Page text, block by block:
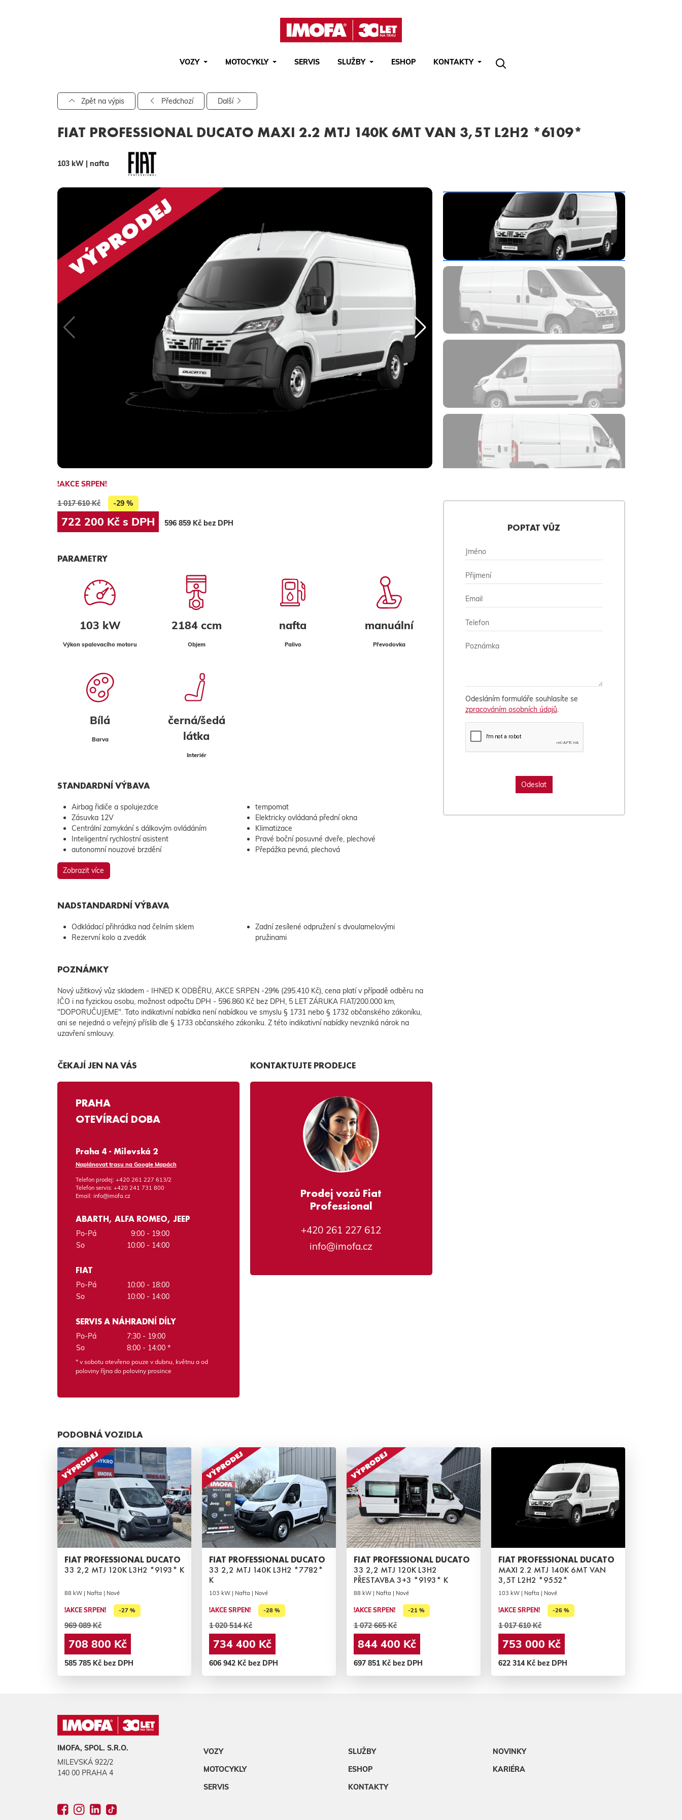
VOZY MOTOCYKLY SERVIS SLUŽBY ESHOP
KONTAKTY
Pro vyhledávání zadejte alespoň 3 znaky.
Zpět na výpis Předchozí Další
FIAT PROFESSIONAL DUCATO MAXI 2.2 MTJ 140K 6MT VAN 3,5T L2H2 *6109*
103 kW | nafta
!AKCE SRPEN!
1 017 610 Kč -29 %
722 200 Kč s DPH 596 859 Kč bez DPH
PARAMETRY
103 kW
Výkon spalovacího motoru
2184 ccm
Objem
nafta
Palivo
manuální
Převodovka
Bílá
Barva
černá/šedá
látka
Interiér
STANDARDNÍ VÝBAVA
Airbag řidiče a spolujezdce
Zásuvka 12V
Centrální zamykání s dálkovým ovládáním
Inteligentní rychlostní asistent
autonomní nouzové brzdění
tempomat
Elektricky ovládaná přední okna
Klimatizace
Pravé boční posuvné dveře, plechové
Přepážka pevná, plechová
Zobrazit více
NADSTANDARDNÍ VÝBAVA
Odkládací přihrádka nad čelním sklem
Rezervní kolo a zvedák
Zadní zesílené odpružení s dvoulamelovými
pružinami
POZNÁMKY
Nový užitkový vůz skladem - IHNED K ODBĚRU, AKCE SRPEN -29% (295.410 Kč), cena platí v případě odběru na
IČO i na fyzickou osobu, možnost odpočtu DPH - 596.860 Kč bez DPH, 5 LET ZÁRUKA FIAT/200.000 km,
"DOPORUČUJEME". Tato indikativní nabídka není nabídkou ve smyslu § 1731 nebo § 1732 občanského zákoníku,
ani se nejedná o veřejný příslib dle § 1733 občanského zákoníku. Z této indikativní nabídky nevzniká nárok na
uzavření smlouvy.
ČEKAJÍ JEN NA VÁS
PRAHA
OTEVÍRACÍ DOBA
Praha 4 - Milevská 2
Naplánovat trasu na Google Mapách
Telefon prodej: +420 261 227 613/2
Telefon servis: +420 241 731 800
Email: info@imofa.cz
ABARTH, ALFA ROMEO, JEEP
Po-Pá
9:00 - 19:00
So
10:00 - 14:00
FIAT
Po-Pá
10:00 - 18:00
So
10:00 - 14:00
SERVIS A NÁHRADNÍ DÍLY
Po-Pá
7:30 - 19:00
So
8:00 - 14:00 *
* v sobotu otevřeno pouze v dubnu, květnu a od
poloviny října do poloviny prosince
KONTAKTUJTE PRODEJCE
Prodej vozů Fiat
Professional
+420 261 227 612
info@imofa.cz
POPTAT VŮZ
Odesláním formuláře souhlasíte se
zpracováním osobních údajů.
PODOBNÁ VOZIDLA
FIAT PROFESSIONAL DUCATO
33 2,2 MTJ 120K L3H2 *9193* K
88 kW | Nafta | Nové
!AKCE SRPEN! -27 %
969 089 Kč
708 800 Kč
585 785 Kč bez DPH
FIAT PROFESSIONAL DUCATO
33 2,2 MTJ 140K L3H2 *7782*
K
103 kW | Nafta | Nové
!AKCE SRPEN! -28 %
1 020 514 Kč
734 400 Kč
606 942 Kč bez DPH
FIAT PROFESSIONAL DUCATO
33 2,2 MTJ 120K L3H2
PŘESTAVBA 3+3 *9193* K
88 kW | Nafta | Nové
!AKCE SRPEN! -21 %
1 072 665 Kč
844 400 Kč
697 851 Kč bez DPH
FIAT PROFESSIONAL DUCATO
MAXI 2.2 MTJ 140K 6MT VAN
3,5T L2H2 *9552*
103 kW | Nafta | Nové
!AKCE SRPEN! -26 %
1 017 610 Kč
753 000 Kč
622 314 Kč bez DPH
IMOFA, SPOL. S.R.O.
MILEVSKÁ 922/2
140 00 PRAHA 4
VOZY
MOTOCYKLY
SERVIS
SLUŽBY
ESHOP
KONTAKTY
NOVINKY
KARIÉRA